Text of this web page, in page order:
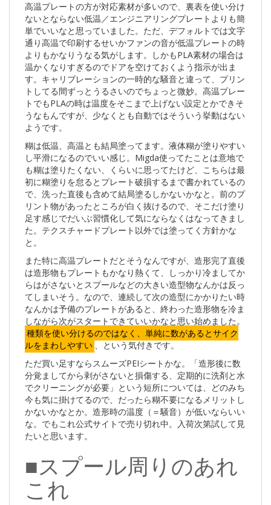
高温プレートの方が対応素材が多いので、裏表を使い分け
ないとならない低温／エンジニアリングプレートよりも簡
単でいいなと思っていました。ただ、デフォルトでは文字
通り高温で印刷するせいかファンの音が低温プレートの時
よりもかなりうなる気がします。しかもPLA素材の場合は
温かくなりすぎるのでドアを空けておくよう指示が出ま
す。キャリブレーションの一時的な騒音と違って、プリン
トしてる間ずっとうるさいのでちょっと微妙。高温プレー
トでもPLAの時は温度をそこまで上げない設定とかできそ
うなもんですが、少なくとも自動ではそういう挙動はない
ようです。
糊は低温、高温とも結局塗ってます。液体糊が塗りやすい
し平滑になるのでいい感じ。Migda使ってたことは意地で
も糊は塗りたくない、くらいに思ってたけど、こちらは最
初に糊塗りを怠るとプレート破損するまで書かれているの
で、洗った直後も含めて結局塗るしかないかなと。前のプ
リント物があったところが白く抜けるので、そこだけ塗り
足す感じでだいぶ習慣化して気にならなくはなってきまし
た。テクスチャードプレート以外では塗ってく方針かな
と。
また特に高温プレートだとそうなんですが、造形完了直後
は造形物もプレートもかなり熱くて、しっかり冷ましてか
らはがさないとスプールなどの大きい造型物なんかは反っ
てしまいそう。なので、連続して次の造型にかかりたい時
なんかは予備のプレートがあると、終わった造形物を冷ま
しながら次がスタートできていいかなと思い始めました。
種類を使い分けるのではなく、単純に数があるとサイク
ルをまわしやすい 、という気付きです。
ただ買い足すならスムーズPEIシートかな。「造形後に数
分覚ましてから剥がさないと損傷する、定期的に洗剤と水
でクリーニングが必要」という短所については、どのみち
今も気に掛けてるので、だったら糊不要になるメリットし
かないかなとか。造形時の温度（＝騒音）が低いならいい
な。でもこれ公式サイトで売り切れ中。入荷次第試して見
たいと思います。
■スプール周りのあれ
これ